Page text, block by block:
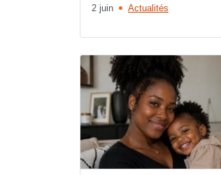
2 juin Actualités